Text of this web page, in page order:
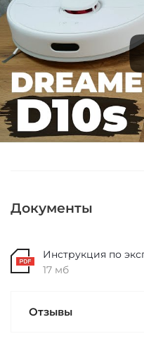
Документы
Инструкция по
17 мб
Отзывы